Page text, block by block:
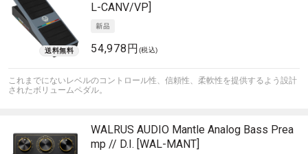
L-CANV/VP]
54,978円 (税込)
これまでにないレベルのコントロール性、信頼性、柔軟性を提供するよう設計
されたボリュームペダル。
WALRUS AUDIO Mantle Analog Bass Prea
mp // D.I. [WAL-MANT]